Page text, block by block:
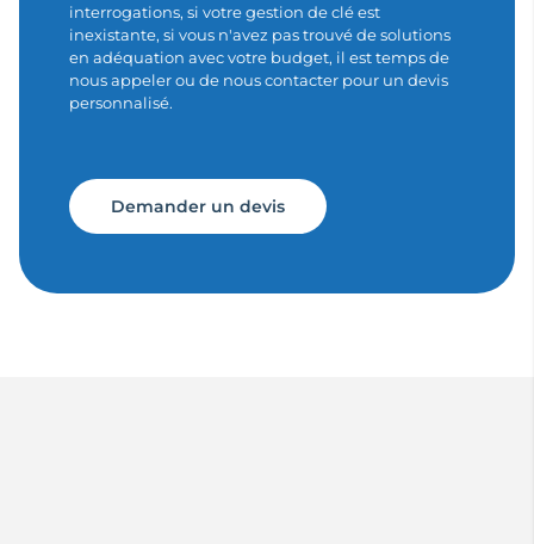
interrogations, si votre gestion de clé est
inexistante, si vous n'avez pas trouvé de solutions
en adéquation avec votre budget, il est temps de
nous appeler ou de nous contacter pour un devis
personnalisé.
Demander un devis